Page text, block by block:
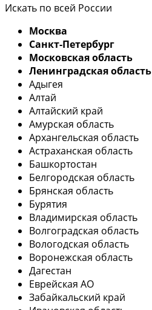
Искать по всей России
Москва
Санкт-Петербург
Московская область
Ленинградская область
Адыгея
Алтай
Алтайский край
Амурская область
Архангельская область
Астраханская область
Башкортостан
Белгородская область
Брянская область
Бурятия
Владимирская область
Волгоградская область
Вологодская область
Воронежская область
Дагестан
Еврейская АО
Забайкальский край